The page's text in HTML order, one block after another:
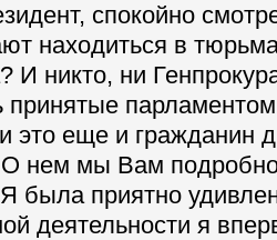
спокойно
находиться в
И никто, ни
это еще и гражданин
нем мы Вам подробно
была приятно
деятельности я